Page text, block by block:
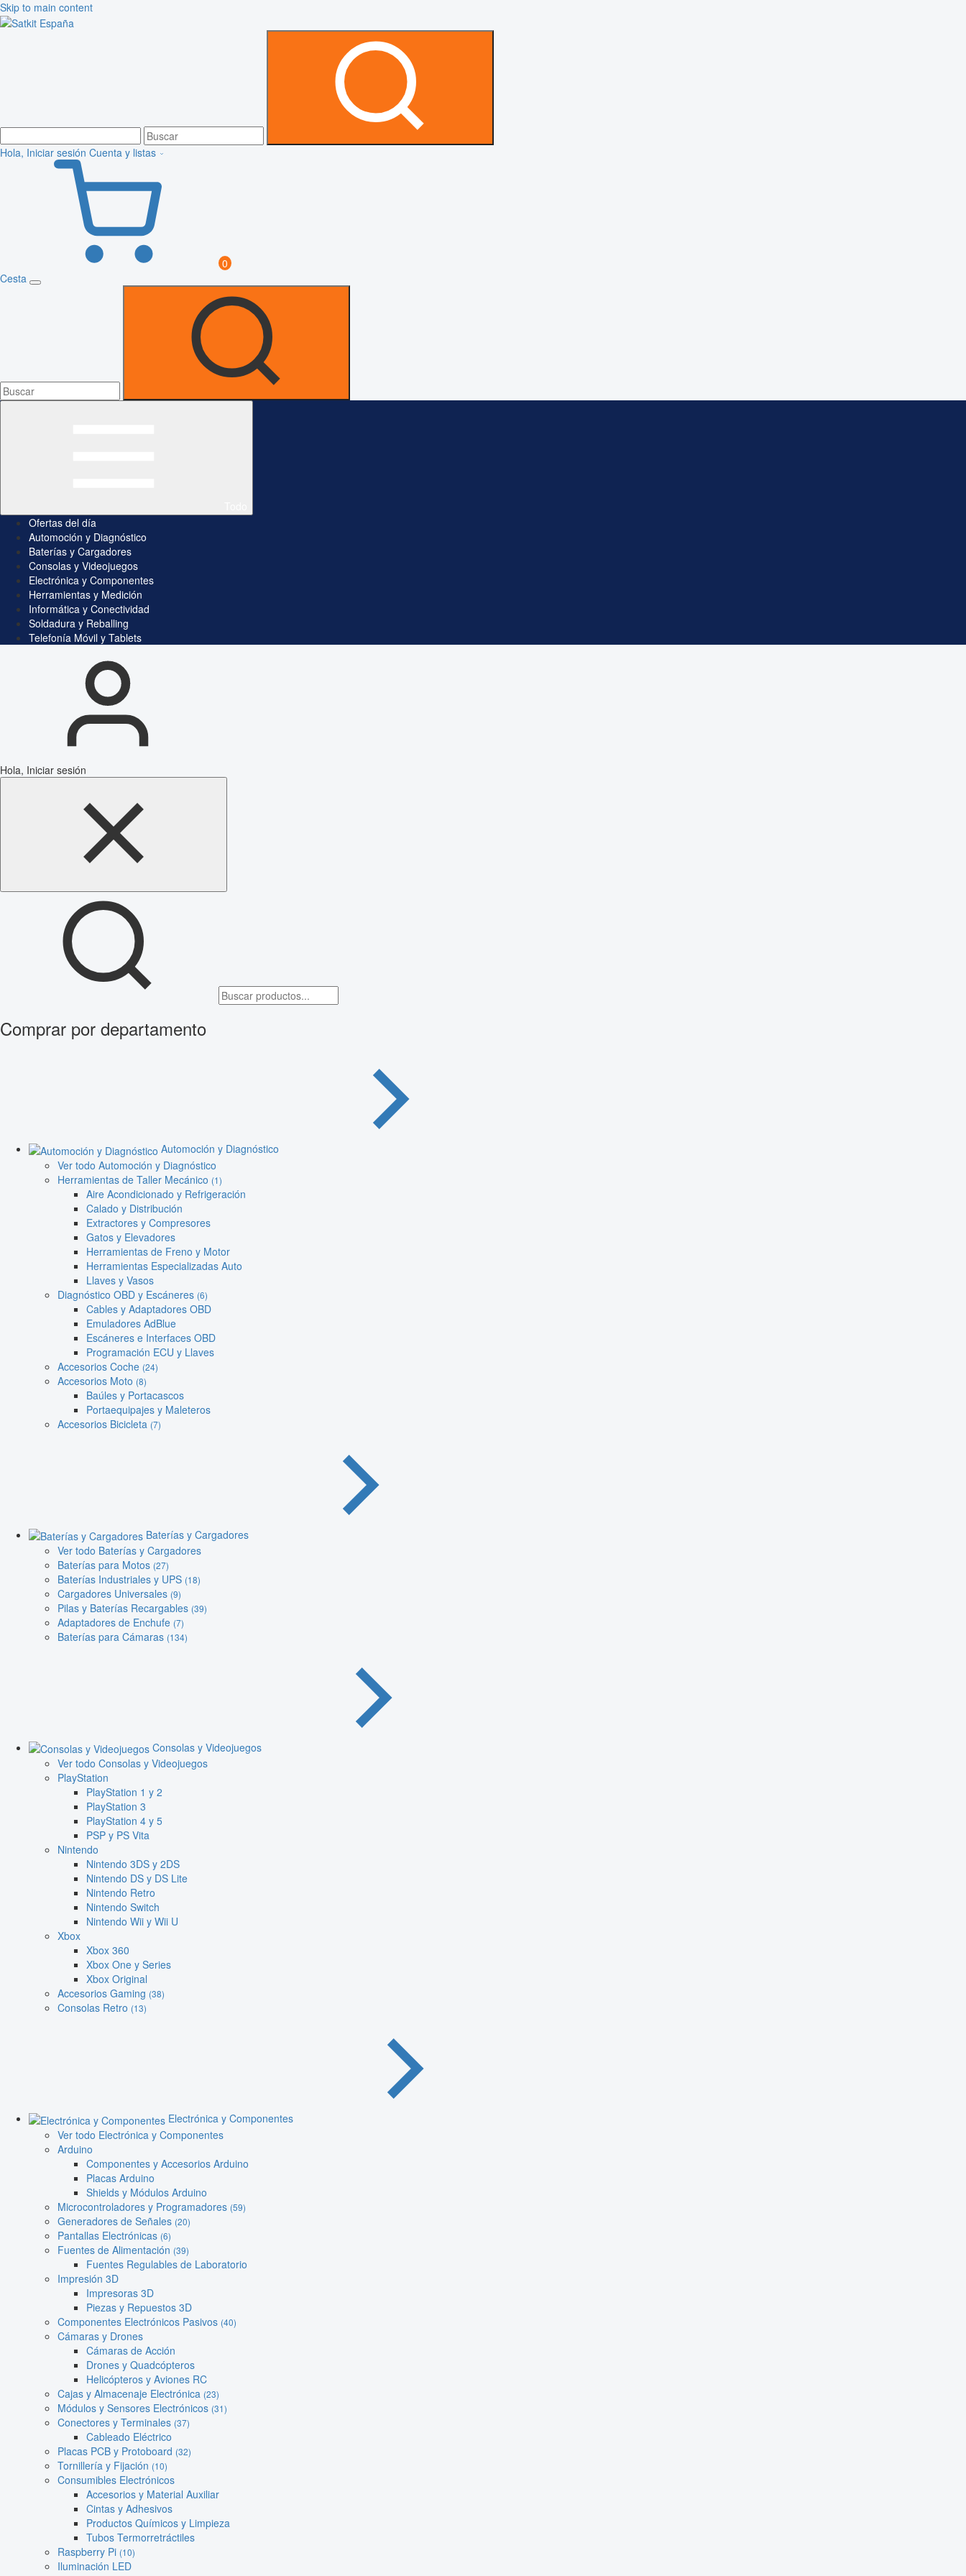
Skip to main content
Hola, Iniciar sesión Cuenta y listas
0
Cesta
Ofertas del día
Automoción y Diagnóstico
Baterías y Cargadores
Consolas y Videojuegos
Electrónica y Componentes
Herramientas y Medición
Informática y Conectividad
Soldadura y Reballing
Telefonía Móvil y Tablets
Hola, Iniciar sesión
Comprar por departamento
Automoción y Diagnóstico
Ver todo Automoción y Diagnóstico
Herramientas de Taller Mecánico (1)
Aire Acondicionado y Refrigeración
Calado y Distribución
Extractores y Compresores
Gatos y Elevadores
Herramientas de Freno y Motor
Herramientas Especializadas Auto
Llaves y Vasos
Diagnóstico OBD y Escáneres (6)
Cables y Adaptadores OBD
Emuladores AdBlue
Escáneres e Interfaces OBD
Programación ECU y Llaves
Accesorios Coche (24)
Accesorios Moto (8)
Baúles y Portacascos
Portaequipajes y Maleteros
Accesorios Bicicleta (7)
Baterías y Cargadores
Ver todo Baterías y Cargadores
Baterías para Motos (27)
Baterías Industriales y UPS (18)
Cargadores Universales (9)
Pilas y Baterías Recargables (39)
Adaptadores de Enchufe (7)
Baterías para Cámaras (134)
Consolas y Videojuegos
Ver todo Consolas y Videojuegos
PlayStation
PlayStation 1 y 2
PlayStation 3
PlayStation 4 y 5
PSP y PS Vita
Nintendo
Nintendo 3DS y 2DS
Nintendo DS y DS Lite
Nintendo Retro
Nintendo Switch
Nintendo Wii y Wii U
Xbox
Xbox 360
Xbox One y Series
Xbox Original
Accesorios Gaming (38)
Consolas Retro (13)
Electrónica y Componentes
Ver todo Electrónica y Componentes
Arduino
Componentes y Accesorios Arduino
Placas Arduino
Shields y Módulos Arduino
Microcontroladores y Programadores (59)
Generadores de Señales (20)
Pantallas Electrónicas (6)
Fuentes de Alimentación (39)
Fuentes Regulables de Laboratorio
Impresión 3D
Impresoras 3D
Piezas y Repuestos 3D
Componentes Electrónicos Pasivos (40)
Cámaras y Drones
Cámaras de Acción
Drones y Quadcópteros
Helicópteros y Aviones RC
Cajas y Almacenaje Electrónica (23)
Módulos y Sensores Electrónicos (31)
Conectores y Terminales (37)
Cableado Eléctrico
Placas PCB y Protoboard (32)
Tornillería y Fijación (10)
Consumibles Electrónicos
Accesorios y Material Auxiliar
Cintas y Adhesivos
Productos Químicos y Limpieza
Tubos Termorretráctiles
Raspberry Pi (10)
Iluminación LED